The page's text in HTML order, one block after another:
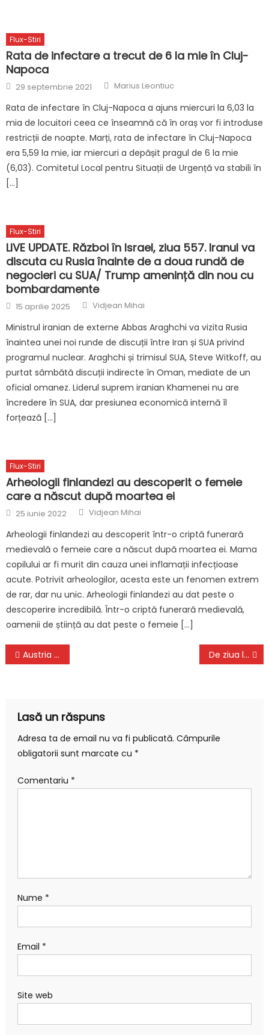
Flux-Stiri
Rata de infectare a trecut de 6 la mie în Cluj-
Napoca
Posted
on
29 septembrie 2021 Author
Marius Leontiuc
Rata de infectare în Cluj-Napoca a ajuns miercuri la 6,03 la
mia de locuitori ceea ce înseamnă că în oraș vor fi introduse
restricții de noapte. Marți, rata de infectare în Cluj-Napoca
era 5,59 la mie, iar miercuri a depășit pragul de 6 la mie
(6,03). Comitetul Local pentru Situații de Urgență va stabili în
[…]
Flux-Stiri
LIVE UPDATE. Război în Israel, ziua 557. Iranul va
discuta cu Rusia înainte de a doua rundă de
negocieri cu SUA/ Trump amenință din nou cu
bombardamente
Posted
on
15 aprilie 2025 Author
Vidjean Mihai
Ministrul iranian de externe Abbas Araghchi va vizita Rusia
înaintea unei noi runde de discuții între Iran și SUA privind
programul nuclear. Araghchi și trimisul SUA, Steve Witkoff, au
purtat sâmbătă discuții indirecte în Oman, mediate de un
oficial omanez. Liderul suprem iranian Khamenei nu are
încredere în SUA, dar presiunea economică internă îl
forțează […]
Flux-Stiri
Arheologii finlandezi au descoperit o femeie
care a născut după moartea ei
Posted
on
25 iunie 2022 Author
Vidjean Mihai
Arheologii finlandezi au descoperit într-o criptă funerară
medievală o femeie care a născut după moartea ei. Mama
copilului ar fi murit din cauza unei inflamații infecțioase
acute. Potrivit arheologilor, acesta este un fenomen extrem
de rar, dar nu unic. Arheologii finlandezi au dat peste o
descoperire incredibilă. Într-o criptă funerară medievală,
oamenii de știință au dat peste o femeie […]
Navigare
Austria îşi menţine veto-ul în privinţa extinderii Schengen, afirmă cancelarul Nehammer De ziua lalelelor, 200.000 de flori au fost oferite, gratis, la Amsterdam
Lasă un răspuns
Adresa ta de email nu va fi publicată. Câmpurile
obligatorii sunt marcate cu *
Comentariu *
Nume *
Email *
Site web